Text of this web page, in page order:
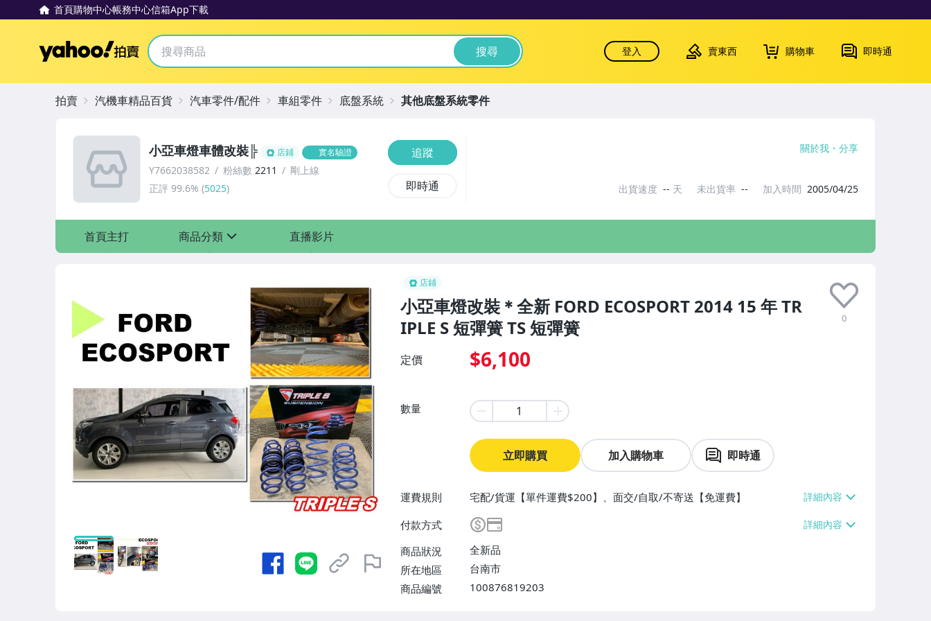
首頁購物中心帳務中心信箱App下載
Yahoo拍賣 搜尋 登入 賣東西 購物車 即時通
店鋪
小亞車燈改裝＊全新 FORD ECOSPORT 2014 15 年 TR
IPLE S 短彈簧 TS 短彈簧
0
定價 $6,100
數量
立即購買 加入購物車 即時通
運費規則
宅配/貨運【單件運費$200】、面交/自取/不寄送【免運費】
付款方式
商品狀況
全新品
所在地區
台南市
商品編號
100876819203
小亞車燈車體改裝╠ 店鋪 實名驗證
Y7662038582 粉絲數 2211
剛上線
正評 99.6% (5025)
追蹤
即時通
關於我 分享
出貨速度 -- 天 未出貨率 -- 加入時間 2005/04/25
首頁主打 商品分類
其他汽車零配件
原廠=規格大燈.正廠大燈
改裝=晶鑽大燈.黑框大燈
改裝=光圈魚眼大燈.一般魚眼大燈
手工改=3D/CCFL/COB光圈魚眼大燈
通用型DRL日行燈.R8日行燈
原廠型=角燈.晶鑽.黑框.黃角燈
直播影片
拍賣 汽機車精品百貨 汽車零件/配件 車組零件 底盤系統 其他底盤系統零件